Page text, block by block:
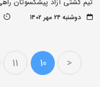
دوشنبه ۲۴ مهر ۱۴۰۲
<
10
11